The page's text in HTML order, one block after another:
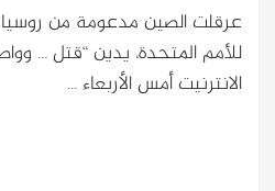
عرقلت الصين مدعومة من روسيا
للأمم المتحدة، يدين “قتل …
الانترنيت أمس الأربعاء …